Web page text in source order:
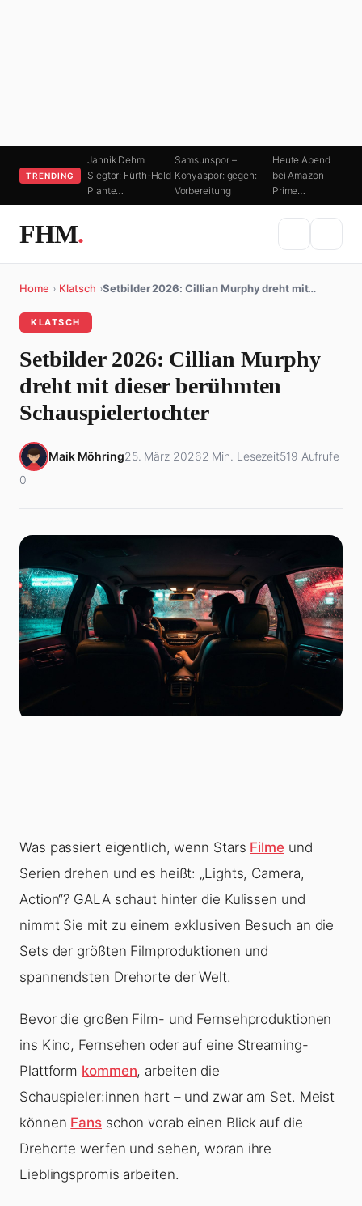
TRENDING
Jannik Dehm
Siegtor: Fürth-Held
Plante…
Samsunspor –
Konyaspor: gegen:
Vorbereitung
Heute Abend
bei Amazon
Prime…
FHM.
Home › Klatsch ›Setbilder 2026: Cillian Murphy dreht mit…
KLATSCH
Setbilder 2026: Cillian Murphy
dreht mit dieser berühmten
Schauspielertochter
Maik Möhring25. März 20262 Min. Lesezeit519 Aufrufe
0
Was passiert eigentlich, wenn Stars Filmeund
Serien drehen und es heißt: „Lights, Camera,
Action“? GALA schaut hinter die Kulissen und
nimmt Sie mit zu einem exklusiven Besuch an die
Sets der größten Filmproduktionen und
spannendsten Drehorte der Welt.
Bevor die großen Film- und Fernsehproduktionen
ins Kino, Fernsehen oder auf eine Streaming-
Plattform kommen, arbeiten die
Schauspieler:innen hart – und zwar am Set. Meist
können Fansschon vorab einen Blick auf die
Drehorte werfen und sehen, woran ihre
Lieblingspromis arbeiten.